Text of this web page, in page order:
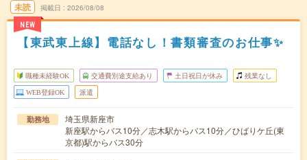
未読
NEW
掲載日 2026/08/08
【東武東上線】電話なし！書類審査のお仕事✨
職種未経験OK 交通費別途支給あり 土日祝日が休み 残業なし
WEB登録OK 派遣
勤務地
埼玉県新座市
新座駅からバス10分／志木駅からバス10分／ひばりケ丘(東
京都)駅からバス30分